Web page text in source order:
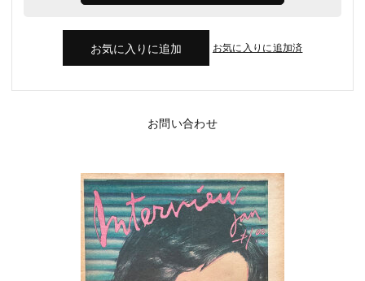
お気に入りに追加済
お問い合わせ